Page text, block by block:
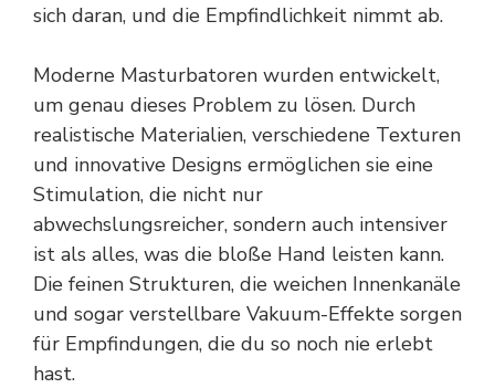
sich daran, und die Empfindlichkeit nimmt ab.
Moderne Masturbatoren wurden entwickelt,
um genau dieses Problem zu lösen. Durch
realistische Materialien, verschiedene Texturen
und innovative Designs ermöglichen sie eine
Stimulation, die nicht nur
abwechslungsreicher, sondern auch intensiver
ist als alles, was die bloße Hand leisten kann.
Die feinen Strukturen, die weichen Innenkanäle
und sogar verstellbare Vakuum-Effekte sorgen
für Empfindungen, die du so noch nie erlebt
hast.